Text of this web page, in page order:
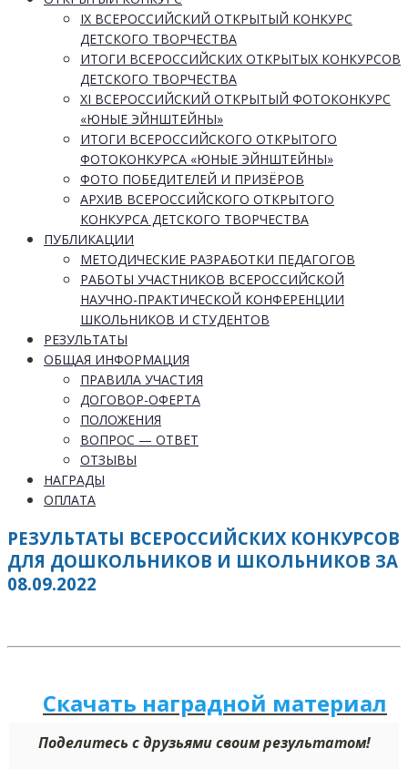
IX ВСЕРОССИЙСКИЙ ОТКРЫТЫЙ КОНКУРС
ДЕТСКОГО ТВОРЧЕСТВА
ИТОГИ ВСЕРОССИЙСКИХ ОТКРЫТЫХ КОНКУРСОВ
ДЕТСКОГО ТВОРЧЕСТВА
XI ВСЕРОССИЙСКИЙ ОТКРЫТЫЙ ФОТОКОНКУРС
«ЮНЫЕ ЭЙНШТЕЙНЫ»
ИТОГИ ВСЕРОССИЙСКОГО ОТКРЫТОГО
ФОТОКОНКУРСА «ЮНЫЕ ЭЙНШТЕЙНЫ»
ФОТО ПОБЕДИТЕЛЕЙ И ПРИЗЁРОВ
АРХИВ ВСЕРОССИЙСКОГО ОТКРЫТОГО
КОНКУРСА ДЕТСКОГО ТВОРЧЕСТВА
ПУБЛИКАЦИИ
МЕТОДИЧЕСКИЕ РАЗРАБОТКИ ПЕДАГОГОВ
РАБОТЫ УЧАСТНИКОВ ВСЕРОССИЙСКОЙ
НАУЧНО-ПРАКТИЧЕСКОЙ КОНФЕРЕНЦИИ
ШКОЛЬНИКОВ И СТУДЕНТОВ
РЕЗУЛЬТАТЫ
ОБЩАЯ ИНФОРМАЦИЯ
ПРАВИЛА УЧАСТИЯ
ДОГОВОР-ОФЕРТА
ПОЛОЖЕНИЯ
ВОПРОС — ОТВЕТ
ОТЗЫВЫ
НАГРАДЫ
ОПЛАТА
РЕЗУЛЬТАТЫ ВСЕРОССИЙСКИХ КОНКУРСОВ
ДЛЯ ДОШКОЛЬНИКОВ И ШКОЛЬНИКОВ ЗА
08.09.2022
Скачать наградной материал
Поделитесь с друзьями своим результатом!